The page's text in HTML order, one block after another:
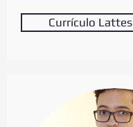
Currículo Lattes